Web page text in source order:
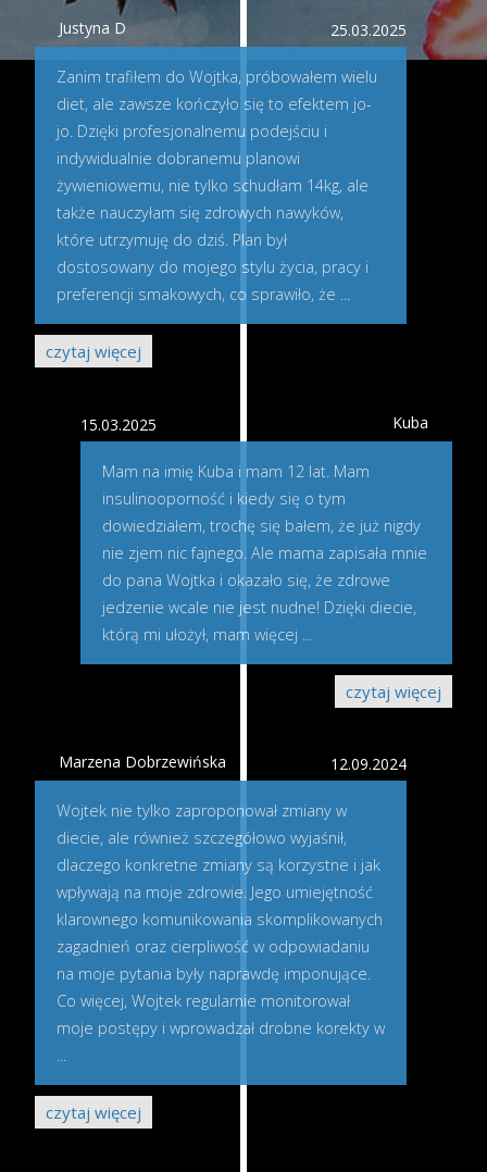
Justyna D 25.03.2025
Zanim trafiłem do Wojtka, próbowałem wielu
diet, ale zawsze kończyło się to efektem jo-
jo. Dzięki profesjonalnemu podejściu i
indywidualnie dobranemu planowi
żywieniowemu, nie tylko schudłam 14kg, ale
także nauczyłam się zdrowych nawyków,
które utrzymuję do dziś. Plan był
dostosowany do mojego stylu życia, pracy i
preferencji smakowych, co sprawiło, że
czytaj więcej
Kuba
15.03.2025
Mam na imię Kuba i mam 12 lat. Mam
insulinooporność i kiedy się o tym
dowiedziałem, trochę się bałem, że już nigdy
nie zjem nic fajnego. Ale mama zapisała mnie
do pana Wojtka i okazało się, że zdrowe
jedzenie wcale nie jest nudne! Dzięki diecie,
którą mi ułożył, mam więcej
czytaj więcej
Marzena Dobrzewińska 12.09.2024
Wojtek nie tylko zaproponował zmiany w
diecie, ale również szczegółowo wyjaśnił,
dlaczego konkretne zmiany są korzystne i jak
wpływają na moje zdrowie. Jego umiejętność
klarownego komunikowania skomplikowanych
zagadnień oraz cierpliwość w odpowiadaniu
na moje pytania były naprawdę imponujące.
Co więcej, Wojtek regularnie monitorował
moje postępy i wprowadzał drobne korekty w
...
czytaj więcej